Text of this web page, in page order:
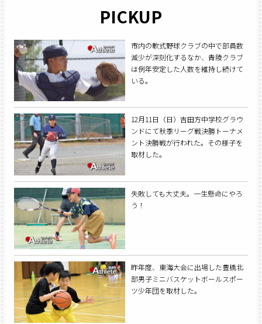
PICKUP
市内の軟式野球クラブの中で部員数
減少が深刻化するなか、青陵クラブ
は例年安定した人数を維持し続けて
いる。
12月11日（日）吉田方中学校グラウ
ンドにて秋季リーグ戦決勝トーナメ
ント決勝戦が行われた。その様子を
取材した。
失敗しても大丈夫。一生懸命にやろ
う！
昨年度、東海大会に出場した豊橋北
部男子ミニバスケットボールスポー
ツ少年団を取材した。